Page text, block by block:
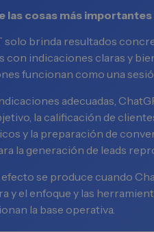
las cosas más importantes
solo brinda resultados
con indicaciones claras y
funcionan como una
adecuadas,
la calificación de
y la preparación de
la generación de leads
se produce cuando
y el enfoque y las
la base operativa.